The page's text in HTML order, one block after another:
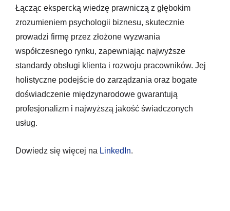
Łącząc ekspercką wiedzę prawniczą z głębokim
zrozumieniem psychologii biznesu, skutecznie
prowadzi firmę przez złożone wyzwania
współczesnego rynku, zapewniając najwyższe
standardy obsługi klienta i rozwoju pracowników. Jej
holistyczne podejście do zarządzania oraz bogate
doświadczenie międzynarodowe gwarantują
profesjonalizm i najwyższą jakość świadczonych
usług.
Dowiedz się więcej na LinkedIn.